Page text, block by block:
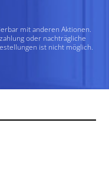
mit anderen Aktionen.
oder nachträgliche
ist nicht möglich.